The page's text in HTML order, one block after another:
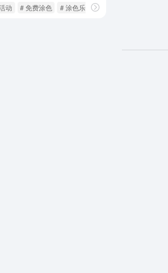
动 # 免费涂色 # 涂色乐园